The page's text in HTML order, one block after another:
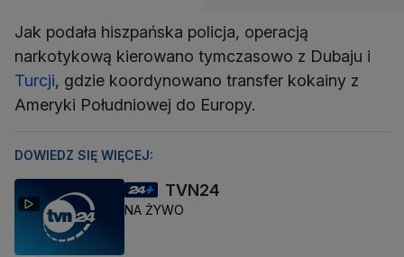
Jak podała hiszpańska policja, operacją
narkotykową kierowano tymczasowo z Dubaju i
Turcji, gdzie koordynowano transfer kokainy z
Ameryki Południowej do Europy.
DOWIEDZ SIĘ WIĘCEJ:
TVN24
NA ŻYWO